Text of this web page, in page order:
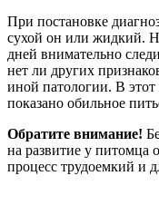
При постановке
сухой он или жидкий.
дней внимательно
нет ли других
иной патологии. В
показано обильное
Обратите внимание!
на развитие у питомца
процесс трудоемкий и